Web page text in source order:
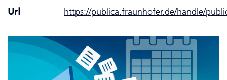
Url
https://publica.fraunhofer.de/handle/